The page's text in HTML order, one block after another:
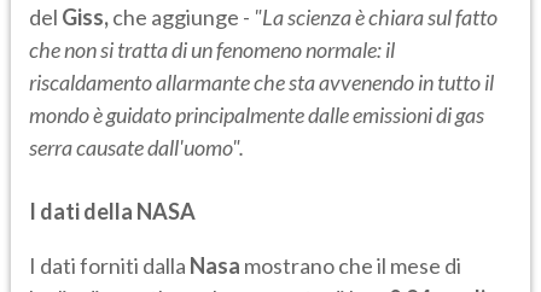
del Giss,che aggiunge - "La scienza è chiara sul fatto
che non si tratta di un fenomeno normale: il
riscaldamento allarmante che sta avvenendo in tutto il
mondo è guidato principalmente dalle emissioni di gas
serra causate dall'uomo".
I dati della NASA
I dati forniti dalla Nasa mostrano che il mese di